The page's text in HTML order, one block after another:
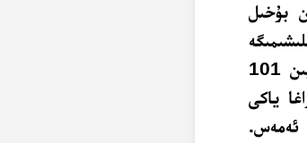
بۇخىل
تەسىر يەتكۈزمەيدۇ. ساتقۇچى ئۇ مالنىڭ ئوخشىشىنى بىر ئاي كېيىن 101
ئالالىسا پايدا تاپقان بولىدۇ. ئەگەر 101 لىراغا ياكى
ئەمەس.